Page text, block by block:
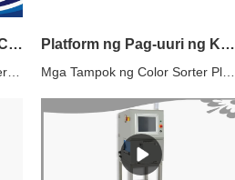
Combo Metal Detector at Checkweigher
Metal detector at check weigher combo machine, metal detection, at weight check ay maaaring makamit sa isang makina nang sabay-sabay. Malawakang ginagamit para sa pagkain, mga produktong pang-agrikultura, gamot, mga consumable at iba pang industriya.
Platform ng Pag-uuri ng Kulay
Mga Tampok ng Color Sorter Platform1 Auto learningAwtomatikong pagmomodelo, tumutugma sa pinakamainam na paraan ng pag-uuri, simpleng operasyon, na nagbibigay sa mga customer ng pinakamahusay at pinakamatipid na solusyon sa pag-uuri2 Awtomatikong pagwawastoSa pamamagitan ng real-time na dynamic na pag-calibrate ng imahe, ang katatagan at anti-interference na pagganap ng makina ay maaaring lubos na mapabuti3 Setting ng parameterMaaaring awtomatikong kalkulahin ng color sorter, matalinong tukuyin at pag-uri-uriin ang mga materyales ayon sa panuntunan sa pag-uuri. Maaaring malayang piliin at tukuyin ng mga user ang kulay, hugis, sukat at depektong lugar ng mga materyales, at awtomatikong husgahan at tumpak na tumugma sa pinakamainam na pamamaraan ng pag-uuri sa pamamagitan ng matalinong teknolohiyang awtomatikong kontrol.4 Intelligent Cloud ControlAng mga user ay maaaring mag-remote control, magpatakbo at magpanatili, mag-upgrade ng software, mag-diagnose at malutas ang mga problema ng light source at electrical at mechanical calibration, online detection ng pagpapatakbo ng produkto, pagkolekta ng data, online na gabay, atbp. Kaya, ang paglikha ng halaga ng application ng produkto para sa mga customer sa maximum na lawak.5 Pag-uuri ng hugis at sukatSa pamamagitan ng multi-dimensional na coordinate algorithm, matalinong matukoy ng color sorter ang banayad na pagkakaiba ng hugis ng mga materyales, upang maiuri ang mga materyales na may iba't ibang kategorya ng hugis gaya ng laki, haba, precision, square, single at double.